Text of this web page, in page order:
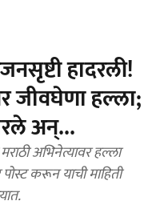
हादरली!
जीवघेणा हल्ला;
अन्...
अभिनेत्यावर हल्ला
करून याची माहिती